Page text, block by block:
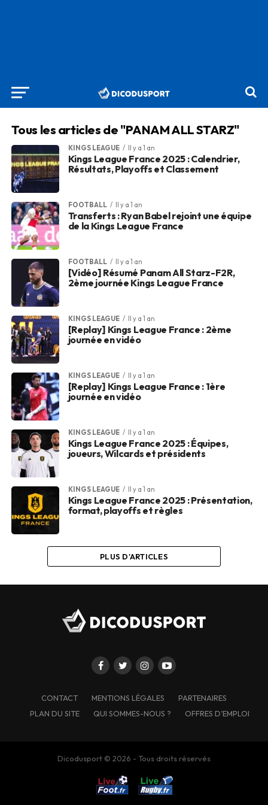
Tous les articles de "PANAM ALL STARZ"
KINGS LEAGUE Il y a 1 an
Kings League France 2025 : Calendrier,
Résultats, Playoffs et Classement
FOOTBALL Il y a 1 an
Transferts : Ryan Babel rejoint une équipe
de la Kings League France
FOOTBALL Il y a 1 an
[Vidéo] Résumé Panam All Starz-F2R,
2ème journée Kings League France
KINGS LEAGUE Il y a 1 an
[Replay] Kings League France : 2ème
journée en vidéo
KINGS LEAGUE Il y a 1 an
[Replay] Kings League France : 1ère
journée en vidéo
KINGS LEAGUE Il y a 1 an
Kings League France 2025 : Équipes,
joueurs, Wilcards et présidents
KINGS LEAGUE Il y a 1 an
Kings League France 2025 : Présentation,
format, playoffs et règles
PLUS D'ARTICLES
CONTACT MENTIONS LÉGALES
PARTENAIRES
PLAN DU SITE
QUI SOMMES-NOUS ? OFFRES D’EMPLOI
Dicodusport © 2026 - Tous droits réservés